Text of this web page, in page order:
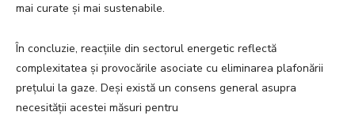
mai curate și mai sustenabile.
În concluzie, reacțiile din sectorul energetic reflectă
complexitatea și provocările asociate cu eliminarea plafonării
prețului la gaze. Deși există un consens general asupra
necesității acestei măsuri pentru